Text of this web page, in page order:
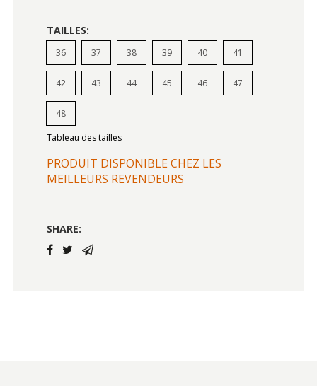
TAILLES:
36 37 38 39 40 41
42 43 44 45 46 47
48
Tableau des tailles
PRODUIT DISPONIBLE CHEZ LES
MEILLEURS REVENDEURS
SHARE: